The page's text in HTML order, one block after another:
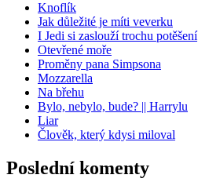
Knoflík
Jak důležité je míti veverku
I Jedi si zaslouží trochu potěšení
Otevřené moře
Proměny pana Simpsona
Mozzarella
Na břehu
Bylo, nebylo, bude? || Harrylu
Liar
Člověk, který kdysi miloval
Poslední komenty